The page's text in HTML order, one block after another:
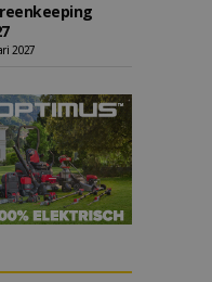
2027